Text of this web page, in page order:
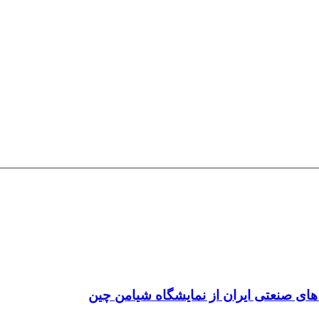
صنعتی ایران از نمایشگاه شیامن چین